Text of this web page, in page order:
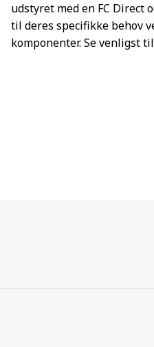
udstyret med en FC Direct
til deres specifikke behov
komponenter. Se venligst